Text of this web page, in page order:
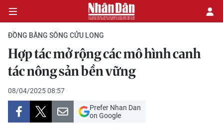
CHÍNH TRỊ
KINH TẾ
VĂN HÓA
ĐỒNG BẰNG SÔNG CỬU LONG
Hợp tác mở rộng các mô hình canh
tác nông sản bền vững
08/04/2025 08:57
Prefer Nhan Dan
on Google